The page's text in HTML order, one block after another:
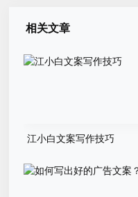
相关文章
江小白文案写作技巧